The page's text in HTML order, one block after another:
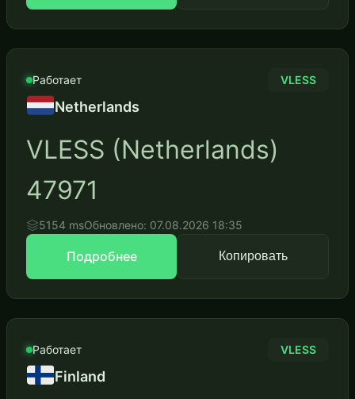
Работает VLESS
Netherlands
VLESS (Netherlands)
47971
5154 msОбновлено: 07.08.2026 18:35
Подробнее Копировать
Работает VLESS
Finland